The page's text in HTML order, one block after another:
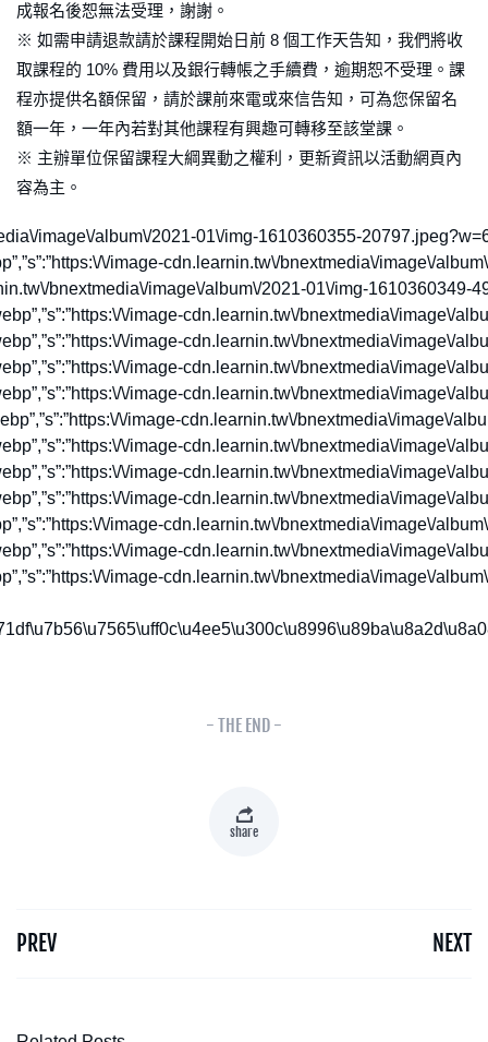
成報名後恕無法受理，謝謝。
※ 如需申請退款請於課程開始日前 8 個工作天告知，我們將收
取課程的 10% 費用以及銀行轉帳之手續費，逾期恕不受理。課
程亦提供名額保留，請於課前來電或來信告知，可為您保留名
額一年，一年內若對其他課程有興趣可轉移至該堂課。
※ 主辦單位保留課程大綱異動之權利，更新資訊以活動網頁內
容為主。
71185.jpeg?w=600&output=webp”,”m”:”https:\/\/image-cdn.learnin.tw\/bnextmedia\/image\/album\/2021-01\/img-1610360433-71185.jpeg?w=900&output=webp”,”l”:”https:\/\/image-cdn.learnin.tw\/bnextmedia\/image\/album\/2021-01\/img-1610360433-71185.jpeg?w=1200&output=webp”},”title”:”\u98a8\u683c\u7d93\u6fdf\u5b78\u9662\uff3f\u8ab2\u7a0b\u7167\u7247″},{“src”:{“o”:”https:\/\/image-cdn.learnin.tw\/bnextmedia\/image\/album\/2021-01\/img-1610360398-14775.jpeg?w=2000&output=webp”,”xs”:”https:\/\/image-cdn.learnin.tw\/bnextmedia\/image\/album\/2021-01\/img-1610360398-14775.jpeg?w=100&output=webp”,”s”:”https:\/\/image-cdn.learnin.tw\/bnextmedia\/image\/album\/2021-01\/img-1610360398-
- THE END -
share
PREV NEXT